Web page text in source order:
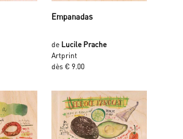
Empanadas
de Lucile Prache
Artprint
dès € 9.00